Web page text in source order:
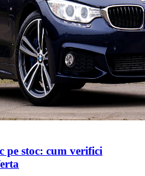
pe stoc: cum verifici